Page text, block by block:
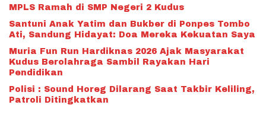
MPLS Ramah di SMP Negeri 2 Kudus
Santuni Anak Yatim dan Bukber di Ponpes Tombo
Ati, Sandung Hidayat: Doa Mereka Kekuatan Saya
Muria Fun Run Hardiknas 2026 Ajak Masyarakat
Kudus Berolahraga Sambil Rayakan Hari
Pendidikan
Polisi : Sound Horeg Dilarang Saat Takbir Keliling,
Patroli Ditingkatkan